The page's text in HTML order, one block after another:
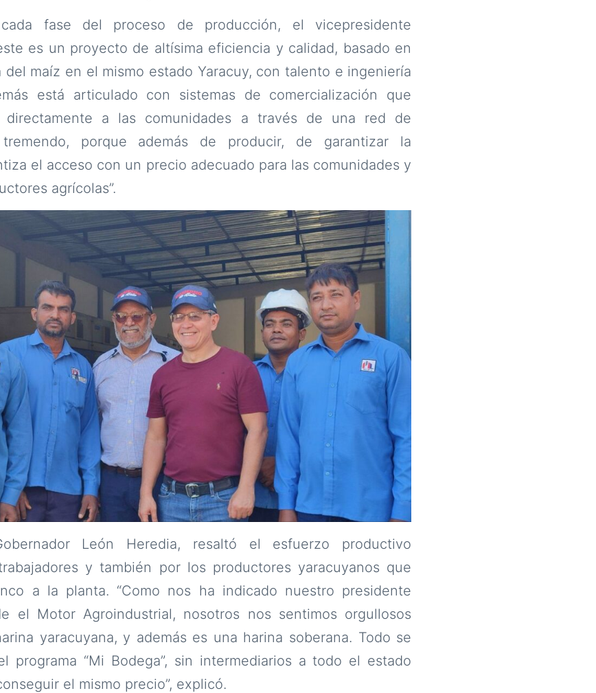
fase del proceso de producción, el vicepresidente
es un proyecto de altísima eficiencia y calidad, basado en
maíz en el mismo estado Yaracuy, con talento e ingeniería
está articulado con sistemas de comercialización que
directamente a las comunidades a través de una red de
porque además de producir, de garantizar la
el acceso con un precio adecuado para las comunidades y
agrícolas”.
León Heredia, resaltó el esfuerzo productivo
y también por los productores yaracuyanos que
a la planta. “Como nos ha indicado nuestro presidente
el Motor Agroindustrial, nosotros nos sentimos orgullosos
yaracuyana, y además es una harina soberana. Todo se
programa “Mi Bodega”, sin intermediarios a todo el estado
el mismo precio”, explicó.